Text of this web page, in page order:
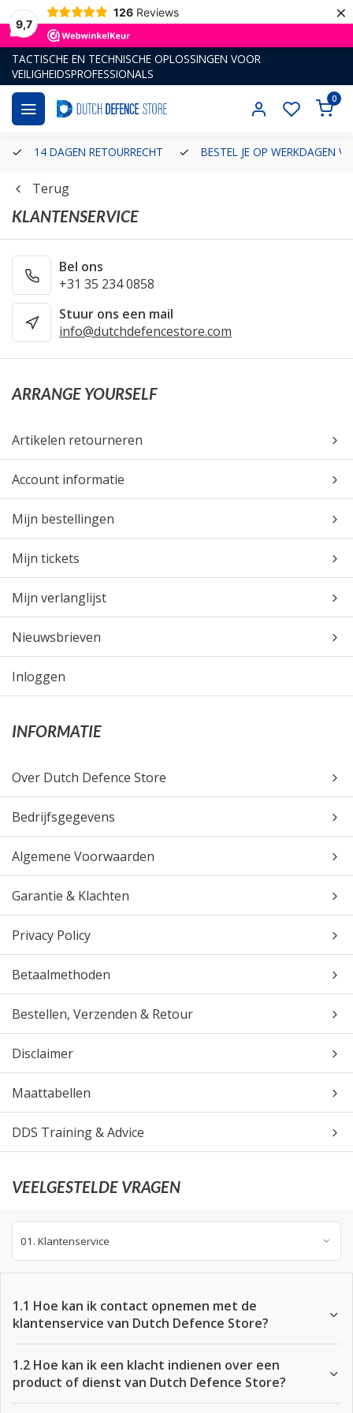
9,7
126 Reviews ×
TACTISCHE EN TECHNISCHE OPLOSSINGEN VOOR
VEILIGHEIDSPROFESSIONALS
0
14 DAGEN RETOURRECHT BESTEL JE OP WERKDAGEN
Terug
KLANTENSERVICE
Bel ons
+31 35 234 0858
Stuur ons een mail
info@dutchdefencestore.com
ARRANGE YOURSELF
Artikelen retourneren
Account informatie
Mijn bestellingen
Mijn tickets
Mijn verlanglijst
Nieuwsbrieven
Inloggen
INFORMATIE
Over Dutch Defence Store
Bedrijfsgegevens
Algemene Voorwaarden
Garantie & Klachten
Privacy Policy
Betaalmethoden
Bestellen, Verzenden & Retour
Disclaimer
Maattabellen
DDS Training & Advice
VEELGESTELDE VRAGEN
1.1 Hoe kan ik contact opnemen met de
klantenservice van Dutch Defence Store?
1.2 Hoe kan ik een klacht indienen over een
product of dienst van Dutch Defence Store?
Wij slaan cookies op om onze website te verbeteren. Is dat akkoord?
Ja
Nee